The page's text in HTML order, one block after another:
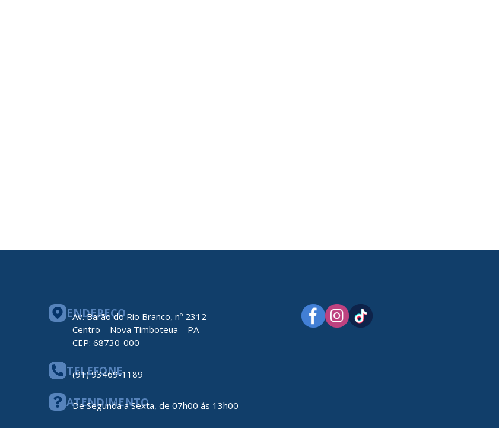
ENDEREÇO
Av. Barão do Rio Branco, nº 2312
Centro – Nova Timboteua – PA
CEP: 68730-000
TELEFONE
(91) 93469-1189
ATENDIMENTO
De Segunda a Sexta, de 07h00 ás 13h00